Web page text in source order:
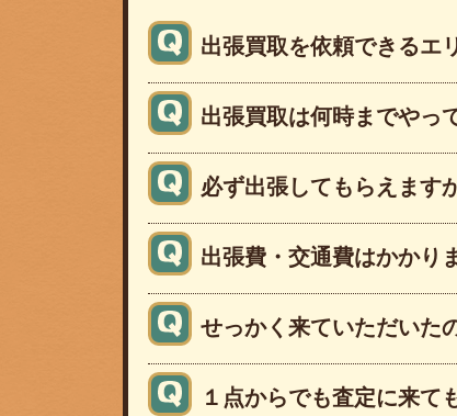
出張買取を依頼できるエ
出張買取は何時までやっ
必ず出張してもらえます
出張費・交通費はかかり
せっかく来ていただいた
１点からでも査定に来て